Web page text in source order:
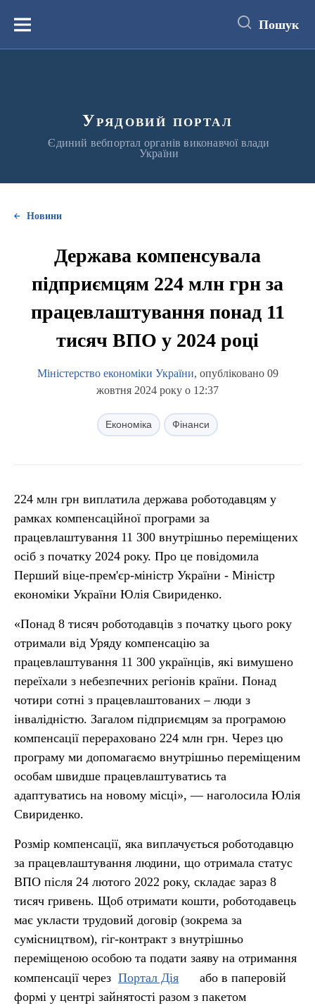
вмістуМеню Пошук
Урядовий портал
Єдиний вебпортал органів виконавчої влади
України
Новини
Держава компенсувала
підприємцям 224 млн грн за
працевлаштування понад 11
тисяч ВПО у 2024 році
Міністерство економіки України, опубліковано 09
жовтня 2024 року о 12:37
Економіка Фінанси
224 млн грн виплатила держава роботодавцям у
рамках компенсаційної програми за
працевлаштування 11 300 внутрішньо переміщених
осіб з початку 2024 року. Про це повідомила
Перший віце-прем'єр-міністр України - Міністр
економіки України Юлія Свириденко.
«Понад 8 тисяч роботодавців з початку цього року
отримали від Уряду компенсацію за
працевлаштування 11 300 українців, які вимушено
переїхали з небезпечних регіонів країни. Понад
чотири сотні з працевлаштованих – люди з
інвалідністю. Загалом підприємцям за програмою
компенсації перераховано 224 млн грн. Через цю
програму ми допомагаємо внутрішньо переміщеним
особам швидше працевлаштуватись та
адаптуватись на новому місці», — наголосила Юлія
Свириденко.
Розмір компенсації, яка виплачується роботодавцю
за працевлаштування людини, що отримала статус
ВПО після 24 лютого 2022 року, складає зараз 8
тисяч гривень. Щоб отримати кошти, роботодавець
має укласти трудовий договір (зокрема за
сумісництвом), гіг-контракт з внутрішньо
переміщеною особою та подати заяву на отримання
компенсації через Портал Дія
або в паперовій
формі у центрі зайнятості разом з пакетом